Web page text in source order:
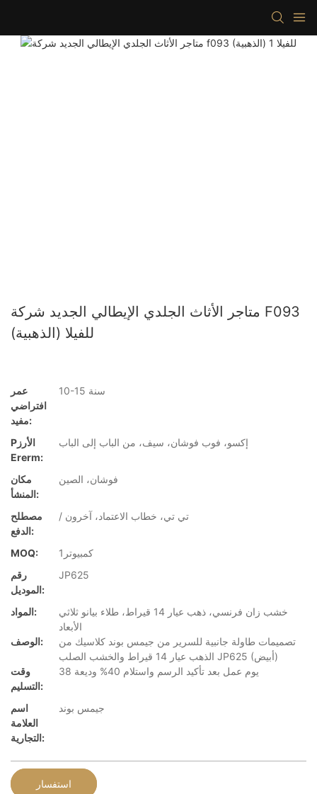
متاجر الأثاث الجلدي الإيطالي الجديد شركة F093
(الذهبية) للفيلا
عمر
افتراضي
مفيد:
10-15 سنة
Pالأرز
Ererm:
إكسو، فوب فوشان، سيف، من الباب إلى الباب
مكان
المنشأ:
فوشان، الصين
مصطلح
الدفع:
/ تي تي، خطاب الاعتماد، آخرون
MOQ:
كمبيوتر1
رقم
الموديل:
JP625
المواد:
خشب زان فرنسي، ذهب عيار 14 قيراط، طلاء بيانو ثلاثي
الأبعاد
الوصف:
تصميمات طاولة جانبية للسرير من جيمس بوند كلاسيك من
الذهب عيار 14 قيراط والخشب الصلب JP625 (أبيض)
وقت
التسليم:
38 يوم عمل بعد تأكيد الرسم واستلام 40% وديعة
اسم
العلامة
التجارية:
جيمس بوند
استفسار